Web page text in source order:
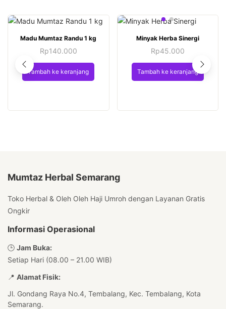
Madu Mumtaz Randu 1 kg
Rp140.000
Tambah ke keranjang
Minyak Herba Sinergi
Rp45.000
Tambah ke keranjang
Mumtaz Herbal Semarang
Toko Herbal & Oleh Oleh Haji Umroh dengan Layanan Gratis
Ongkir
Informasi Operasional
🕒 Jam Buka:
Setiap Hari (08.00 – 21.00 WIB)
📍 Alamat Fisik:
Jl. Gondang Raya No.4, Tembalang, Kec. Tembalang, Kota
Semarang.